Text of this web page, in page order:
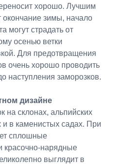
хорошо. Лучшим
окончание зимы, начало
могут страдать от
осенью ветки
Для предотвращения
очень хорошо проводить
наступления заморозков.
дизайне
на склонах, альпийских
и в каменистых садах. При
сплошные
красочно-нарядные
выглядит в